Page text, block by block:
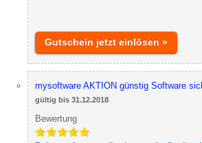
Gutschein jetzt einlösen »
mysoftware AKTION günstig Software
gültig bis 31.12.2018
Bewertung